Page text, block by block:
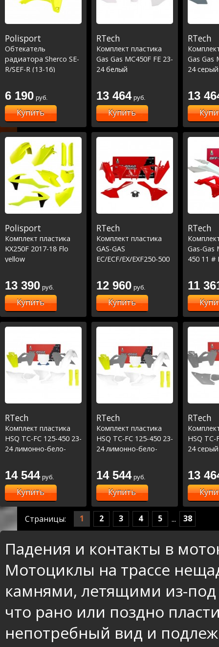
Polisport
Обтекатель
радиатора Sherco SE-
R/SEF-R (13-16)
6 190 руб.
Купить
RTech
Комплект пластика
Gas Gas MC450F FE 23-
24 белый
13 464руб.
Купить
RTech
Gas Gas
24 серый
13
Polisport
Комплект пластика
KX250F 2017-18 Flo
yellow
13 390 руб.
Купить
RTech
Комплект пластика
GAS-GAS
EC/ECF/EX/EXF250-500
12 960 руб.
Купить
RTech
Gas-Gas
450 11 #
11
RTech
Комплект пластика
HSQ TC-FC 125-450 23-
24 лимонно-бело-
14 544руб.
Купить
RTech
Комплект пластика
HSQ TC-FC 125-450 23-
24 лимонно-бело-
14 544руб.
Купить
RTech
HSQ TC-
24 серый
13
Страницы: 1 2 3 4 5 ... 38
Падения и контакты в
Мотоциклы на трассе
камнями, летящими из-под
что рано или поздно
непотребный вид и